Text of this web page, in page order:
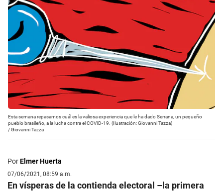
Esta semana repasamos cuál es la valiosa experiencia que le ha dado Serrana, un pequeño
pueblo brasileño, a la lucha contra el COVID-19. (Ilustración: Giovanni Tazza)
/Giovanni Tazza
PorElmer Huerta
07/06/2021, 08:59 a.m.
En vísperas de la contienda electoral –la primera